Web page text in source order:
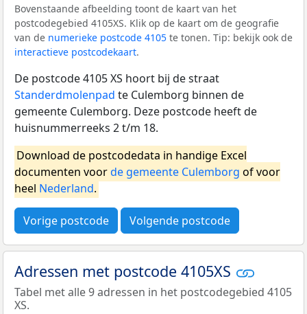
Bovenstaande afbeelding toont de kaart van het
postcodegebied 4105XS. Klik op de kaart om de geografie
van de numerieke postcode 4105 te tonen. Tip: bekijk ook de
interactieve postcodekaart.
De postcode 4105 XS hoort bij de straat
Standerdmolenpad te Culemborg binnen de
gemeente Culemborg. Deze postcode heeft de
huisnummerreeks 2 t/m 18.
Download de postcodedata in handige Excel
documenten voorde gemeente Culemborg of voor
heel Nederland.
Vorige postcode Volgende postcode
Adressen met postcode 4105XS
Tabel met alle 9 adressen in het postcodegebied 4105
XS.